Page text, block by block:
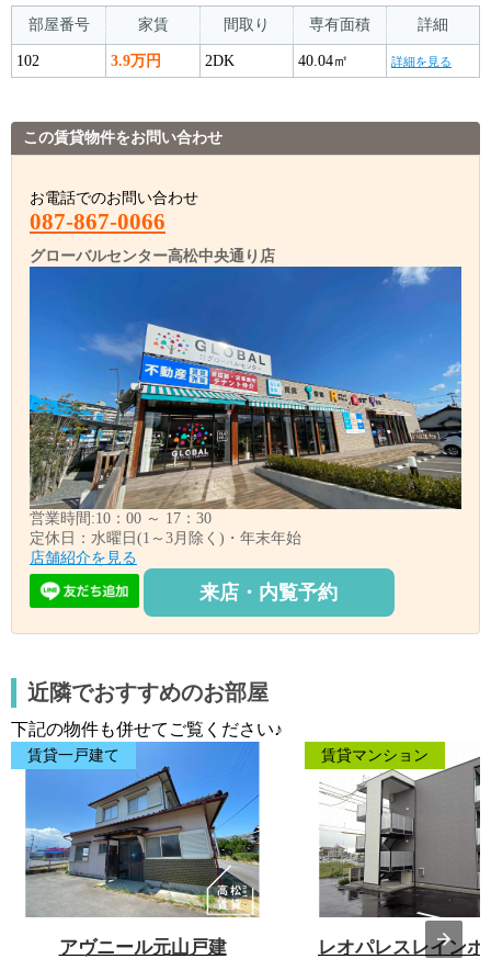
部屋番号 家賃 間取り 専有面積 詳細
102 3.9万円 2DK 40.04㎡ 詳細を見る
この賃貸物件をお問い合わせ
お電話でのお問い合わせ
087-867-0066
グローバルセンター高松中央通り店
営業時間:10：00 ～ 17：30
定休日：水曜日(1～3月除く)・年末年始
店舗紹介を見る
来店・内覧予約
近隣でおすすめのお部屋
下記の物件も併せてご覧ください♪
賃貸一戸建て
アヴニール元山戸建
賃貸マンション